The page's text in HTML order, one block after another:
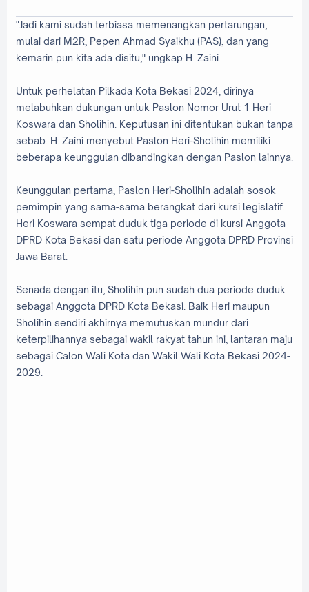
"Jadi kami sudah terbiasa memenangkan pertarungan,
mulai dari M2R, Pepen Ahmad Syaikhu (PAS), dan yang
kemarin pun kita ada disitu," ungkap H. Zaini.
Untuk perhelatan Pilkada Kota Bekasi 2024, dirinya
melabuhkan dukungan untuk Paslon Nomor Urut 1 Heri
Koswara dan Sholihin. Keputusan ini ditentukan bukan tanpa
sebab. H. Zaini menyebut Paslon Heri-Sholihin memiliki
beberapa keunggulan dibandingkan dengan Paslon lainnya.
Keunggulan pertama, Paslon Heri-Sholihin adalah sosok
pemimpin yang sama-sama berangkat dari kursi legislatif.
Heri Koswara sempat duduk tiga periode di kursi Anggota
DPRD Kota Bekasi dan satu periode Anggota DPRD Provinsi
Jawa Barat.
Senada dengan itu, Sholihin pun sudah dua periode duduk
sebagai Anggota DPRD Kota Bekasi. Baik Heri maupun
Sholihin sendiri akhirnya memutuskan mundur dari
keterpilihannya sebagai wakil rakyat tahun ini, lantaran maju
sebagai Calon Wali Kota dan Wakil Wali Kota Bekasi 2024-
2029.